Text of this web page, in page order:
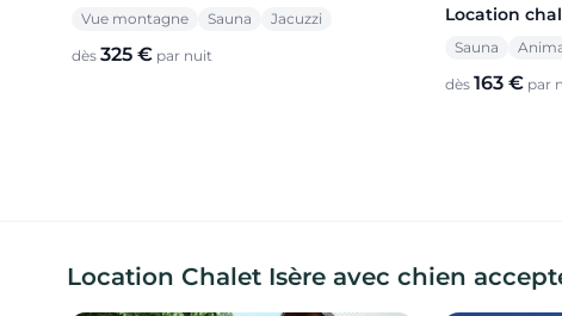
Vue montagne Sauna Jacuzzi
dès 325 € par nuit
Location
Sauna
dès 163 € par
Location Chalet Isère avec chien